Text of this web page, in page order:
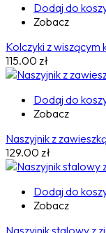
Dodaj do
Zobacz
Kolczyki z wiszącym
115.00 zł
Dodaj do
Zobacz
Naszyjnik z
129.00 zł
Dodaj do
Zobacz